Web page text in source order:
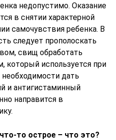
недопустимо. Оказание
в снятии характерной
самочувствия ребенка. В
следует прополоскать
свищ обработать
который используется при
дать
и антигистаминный
направится в
то острое – что это?